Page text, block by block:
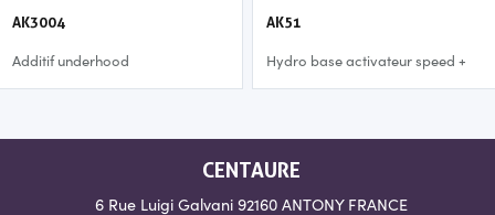
AK3004
Additif underhood
AK51
Hydro base activateur speed +
CENTAURE
6 Rue Luigi Galvani 92160 ANTONY FRANCE